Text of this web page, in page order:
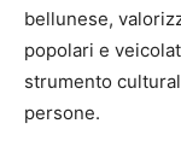
bellunese,
popolari e
strumento
persone.